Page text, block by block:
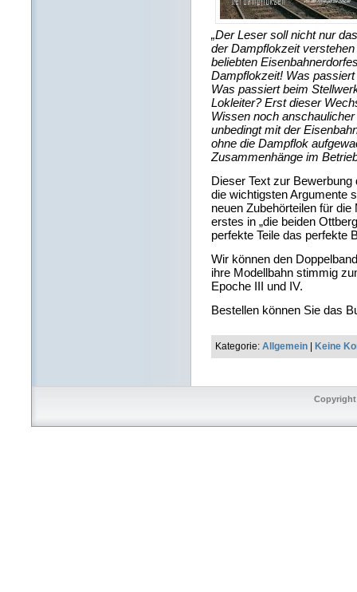
„Der Leser soll nicht nur
der Dampflokzeit
beliebten
Dampflokzeit! Was
Was passiert beim
Lokleiter? Erst dieser
Wissen noch
unbedingt mit der
ohne die Dampflok
Zusammenhänge im
Dieser Text zur
die wichtigsten Argumente
neuen Zubehörteilen für
erstes in „die beiden
perfekte Teile das perfekte
Wir können den
ihre Modellbahn stimmig
Epoche III und IV.
Bestellen können Sie das
Kategorie: Allgemein | Keine
Copyright